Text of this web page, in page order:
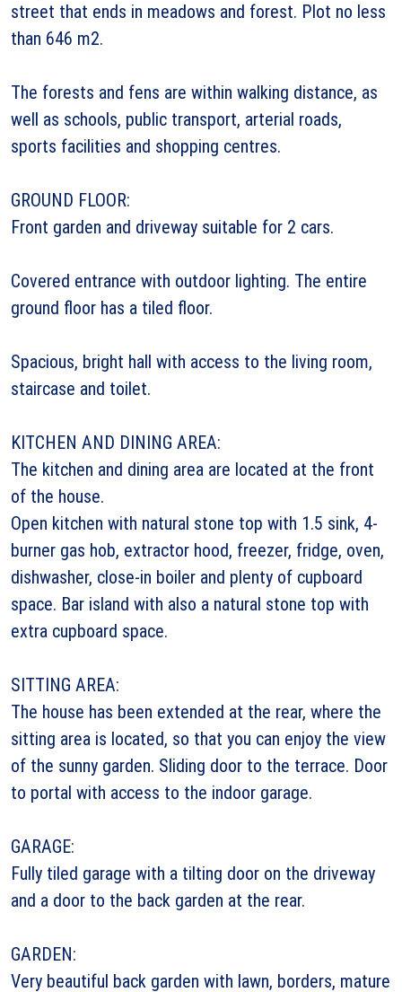
street that ends in meadows and forest. Plot no less
than 646 m2.
The forests and fens are within walking distance, as
well as schools, public transport, arterial roads,
sports facilities and shopping centres.
GROUND FLOOR:
Front garden and driveway suitable for 2 cars.
Covered entrance with outdoor lighting. The entire
ground floor has a tiled floor.
Spacious, bright hall with access to the living room,
staircase and toilet.
KITCHEN AND DINING AREA:
The kitchen and dining area are located at the front
of the house.
Open kitchen with natural stone top with 1.5 sink, 4-
burner gas hob, extractor hood, freezer, fridge, oven,
dishwasher, close-in boiler and plenty of cupboard
space. Bar island with also a natural stone top with
extra cupboard space.
SITTING AREA:
The house has been extended at the rear, where the
sitting area is located, so that you can enjoy the view
of the sunny garden. Sliding door to the terrace. Door
to portal with access to the indoor garage.
GARAGE:
Fully tiled garage with a tilting door on the driveway
and a door to the back garden at the rear.
GARDEN:
Very beautiful back garden with lawn, borders, mature